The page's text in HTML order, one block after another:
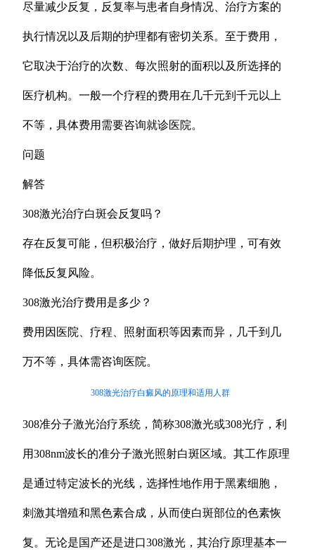
尽量减少反复，反复率与患者自身情况、治疗方案的
执行情况以及后期的护理都有密切关系。至于费用，
它取决于治疗的次数、每次照射的面积以及所选择的
医疗机构。一般一个疗程的费用在几千元到千元以上
不等，具体费用需要咨询就诊医院。
问题
解答
308激光治疗白斑会反复吗？
存在反复可能，但积极治疗，做好后期护理，可有效
降低反复风险。
308激光治疗费用是多少？
费用因医院、疗程、照射面积等因素而异，几千到几
万不等，具体需咨询医院。
308激光治疗白癜风的原理和适用人群
308准分子激光治疗系统，简称308激光或308光疗，利
用308nm波长的准分子激光照射白斑区域。其工作原理
是通过特定波长的光线，选择性地作用于黑素细胞，
刺激其增殖和黑色素合成，从而使白斑部位的色素恢
复。无论是国产还是进口308激光，其治疗原理基本一